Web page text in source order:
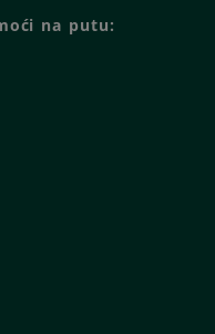
na putu: